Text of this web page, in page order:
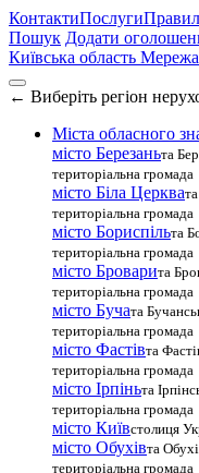
КонтактиПослуги
Пошук Додати
Київська область Мережа
← Виберіть регіон
Міста обласного
місто Березаньта
територіальна громада
місто Біла Церква
територіальна громада
місто Бориспільта
територіальна громада
місто Броварита
територіальна громада
місто Бучата
територіальна громада
місто Фастівта
територіальна громада
місто Ірпіньта
територіальна громада
місто Київстолиця
місто Обухівта
територіальна громада